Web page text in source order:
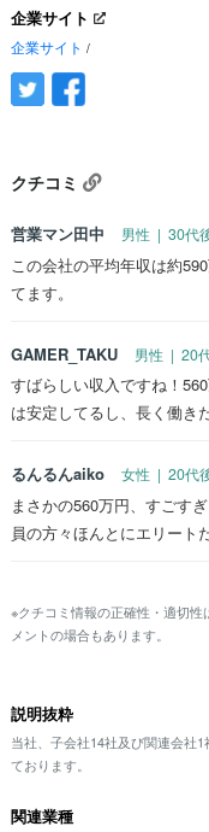
企業サイト
企業サイト /
クチコミ
営業マン田中 男性 | 30代
この会社の平均年収は約
てます。
GAMER_TAKU 男性 | 20
すばらしい収入ですね！
は安定してるし、長く働き
るんるんaiko 女性 | 20代
まさかの560万円、すごす
員の方々ほんとにエリート
※クチコミ情報の正確性・適切
メントの場合もあります。
説明抜粋
当社、子会社14社及び関連会社
ております。
関連業種